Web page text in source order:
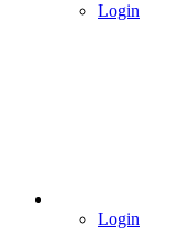
Login
Login